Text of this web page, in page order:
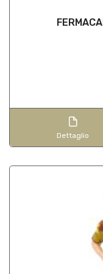
Dettaglio